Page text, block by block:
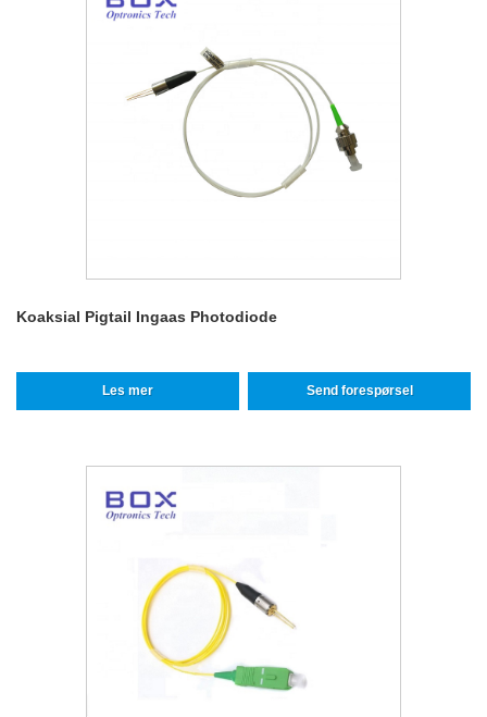
Koaksial Pigtail Ingaas Photodiode
Les mer Send forespørsel